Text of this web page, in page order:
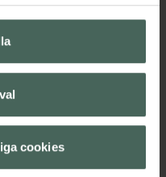
cookies